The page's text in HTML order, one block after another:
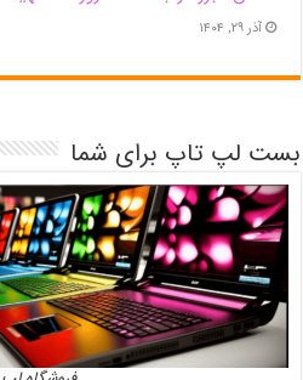
آذر ۲۹, ۱۴۰۴
بست لپ تاپ برای شما